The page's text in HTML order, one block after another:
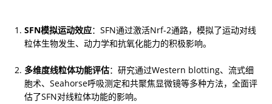
SFN模拟运动效应：SFN通过激活Nrf-2通路，模拟了运动对线
粒体生物发生、动力学和抗氧化能力的积极影响。
多维度线粒体功能评估：研究通过Western blotting、流式细
胞术、Seahorse呼吸测定和共聚焦显微镜等多种方法，全面评
估了SFN对线粒体功能的影响。